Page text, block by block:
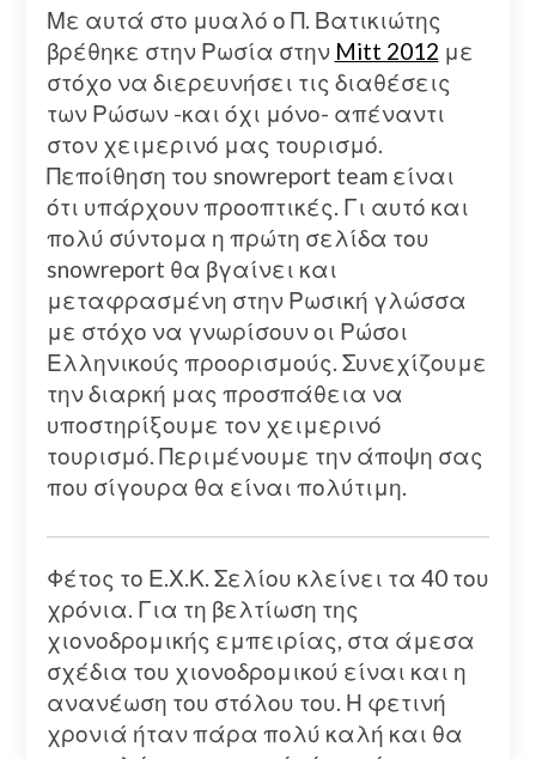
Με αυτά στο μυαλό ο Π. Βατικιώτης
βρέθηκε στην Ρωσία στην Mitt 2012 με
στόχο να διερευνήσει τις διαθέσεις
των Ρώσων -και όχι μόνο- απέναντι
στον χειμερινό μας τουρισμό.
Πεποίθηση του snowreport team είναι
ότι υπάρχουν προοπτικές. Γι αυτό και
πολύ σύντομα η πρώτη σελίδα του
snowreport θα βγαίνει και
μεταφρασμένη στην Ρωσική γλώσσα
με στόχο να γνωρίσουν οι Ρώσοι
Ελληνικούς προορισμούς. Συνεχίζουμε
την διαρκή μας προσπάθεια να
υποστηρίξουμε τον χειμερινό
τουρισμό. Περιμένουμε την άποψη σας
που σίγουρα θα είναι πολύτιμη.
Φέτος το Ε.Χ.Κ. Σελίου κλείνει τα 40 του
χρόνια. Για τη βελτίωση της
χιονοδρομικής εμπειρίας, στα άμεσα
σχέδια του χιονοδρομικού είναι και η
ανανέωση του στόλου του. Η φετινή
χρονιά ήταν πάρα πολύ καλή και θα